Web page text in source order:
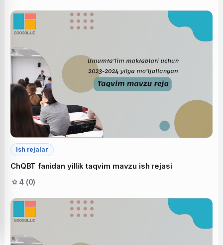
Ish rejalar
ChQBT fanidan yillik taqvim mavzu ish rejasi
4 (0)